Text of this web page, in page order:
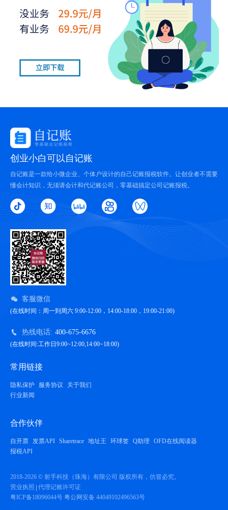
创业小白可以自记账
自记账是一款给小微企业、个体户设计的自己记账报税软件。让创业者不需要
懂会计知识，无须请会计和代记账公司，零基础搞定公司记账报税。
客服微信
(在线时间：周一到周六 9:00-12:00，14:00-18:00，19:00-21:00)
热线电话: 400-675-6676
(在线时间:工作日9:00~12:00,14:00~18:00)
常用链接
隐私保护 服务协议
关于我们
行业新闻
合作伙伴
自开票 发票API Sharetrace 地址王 环球签 Q助理
OFD在线阅读器
报税API
2018-2026 © 射手科技（珠海）有限公司 版权所有，仿冒必究。
营业执照 代理记账许可证
粤ICP备18096044号 粤公网安备 44049102496563号